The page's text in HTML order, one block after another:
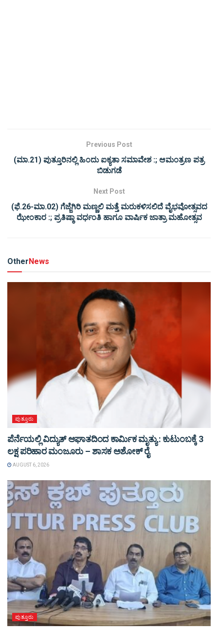
Previous Post
(ಮಾ.21) ಪುತ್ತೂರಿನಲ್ಲಿ ಹಿಂದು ಐಕ್ಯತಾ ಸಮಾವೇಶ :; ಆಮಂತ್ರಣ ಪತ್ರ
ಬಿಡುಗಡೆ
Next Post
(ಫೆ.26-ಮಾ.02) ಗೆಜ್ಜೆಗಿರಿ ಮಣ್ಣಲಿ ಮತ್ತೆ ಮರುಕಳಿಸಲಿದೆ ವೈಭವೋತ್ಸವದ
ಝೇಂಕಾರ :; ಪ್ರತಿಷ್ಠಾ ವರ್ಧಂತಿ ಹಾಗೂ ವಾರ್ಷಿಕ ಜಾತ್ರಾ ಮಹೋತ್ಸವ
OtherNews
ಪುತ್ತೂರು
ಪೆರ್ನೆಯಲ್ಲಿ ವಿದ್ಯುತ್ ಆಘಾತದಿಂದ ಕಾರ್ಮಿಕ ಮೃತ್ಯು : ಕುಟುಂಬಕ್ಕೆ 3
ಲಕ್ಷ ಪರಿಹಾರ ಮಂಜೂರು – ಶಾಸಕ ಅಶೋಕ್ ರೈ
AUGUST 6, 2026
ಪುತ್ತೂರು